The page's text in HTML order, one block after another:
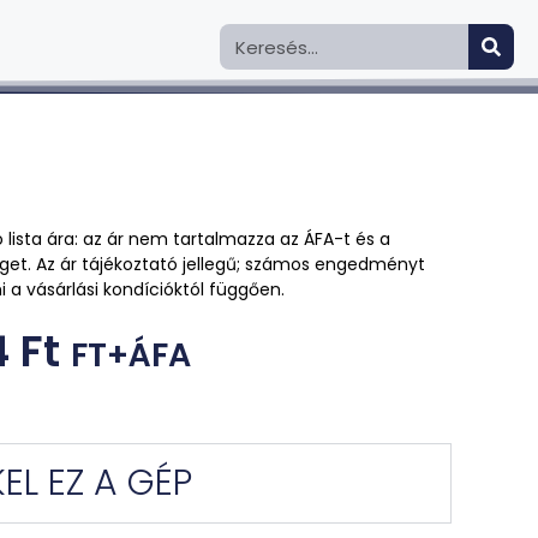
ára: az ár nem tartalmazza az ÁFA-t és a
Az ár tájékoztató jellegű; számos engedményt
a vásárlási kondícióktól függően.
Ft FT+ÁFA
EZ A GÉP